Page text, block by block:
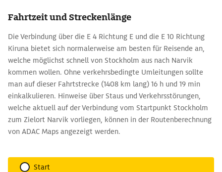
Fahrtzeit und Streckenlänge
Die Verbindung über die E 4 Richtung E und die E 10 Richtung
Kiruna bietet sich normalerweise am besten für Reisende an,
welche möglichst schnell von Stockholm aus nach Narvik
kommen wollen. Ohne verkehrsbedingte Umleitungen sollte
man auf dieser Fahrtstrecke (1408 km lang) 16 h und 19 min
einkalkulieren. Hinweise über Staus und Verkehrsstörungen,
welche aktuell auf der Verbindung vom Startpunkt Stockholm
zum Zielort Narvik vorliegen, können in der Routenberechnung
von ADAC Maps angezeigt werden.
Start